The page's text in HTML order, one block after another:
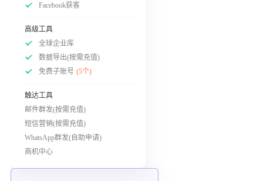
Facebook获客
高级工具
全球企业库
数据导出(按需充值)
免费子账号 (5个)
触达工具
邮件群发(按需充值)
短信营销(按需充值)
WhatsApp群发(自助申请)
商机中心